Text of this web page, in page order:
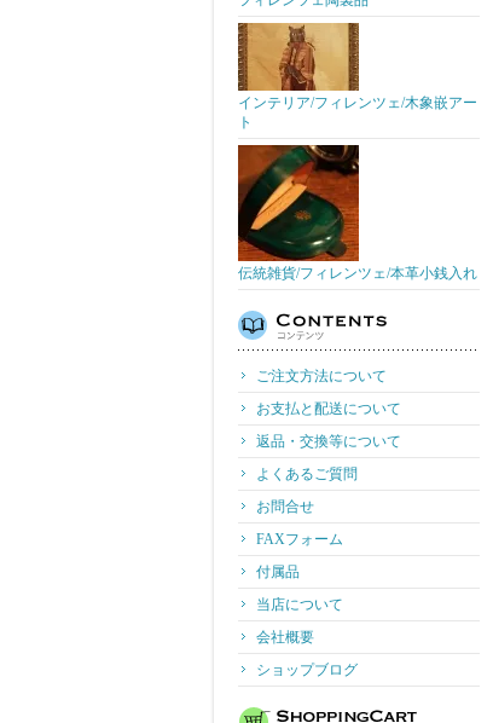
インテリア/フィレンツェ/木象嵌アー
ト
伝統雑貨/フィレンツェ/本革小銭入れ
ご注文方法について
お支払と配送について
返品・交換等について
よくあるご質問
お問合せ
FAXフォーム
付属品
当店について
会社概要
ショップブログ